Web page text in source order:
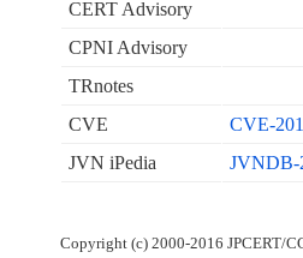
CERT Advisory
CPNI Advisory
TRnotes
CVE
CVE-
JVN iPedia
JVNDB-
Copyright (c) 2000-2016 JPCERT/